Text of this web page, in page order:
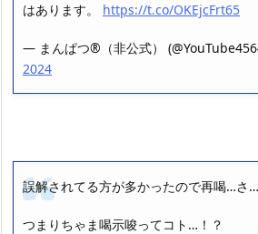
はあります。 https://t.co/OKEjcFrt65
— まんぱつ®️（非公式）
2024
誤解されてる方が多かったので再喝…さ
つまりちゃま喝示唆ってコト…！？